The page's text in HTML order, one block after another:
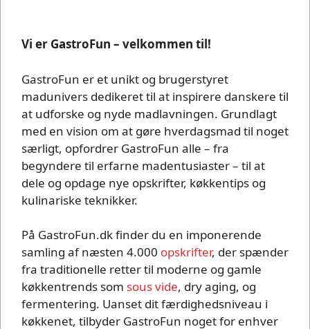
Vi er GastroFun – velkommen til!
GastroFun er et unikt og brugerstyret
madunivers dedikeret til at inspirere danskere til
at udforske og nyde madlavningen. Grundlagt
med en vision om at gøre hverdagsmad til noget
særligt, opfordrer GastroFun alle – fra
begyndere til erfarne madentusiaster – til at
dele og opdage nye opskrifter, køkkentips og
kulinariske teknikker.
På GastroFun.dk finder du en imponerende
samling af næsten 4.000 opskrifter, der spænder
fra traditionelle retter til moderne og gamle
køkkentrends som sous vide, dry aging, og
fermentering. Uanset dit færdighedsniveau i
køkkenet, tilbyder GastroFun noget for enhver